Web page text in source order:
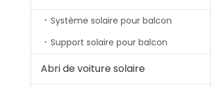
Système solaire pour balcon
Support solaire pour balcon
Abri de voiture solaire